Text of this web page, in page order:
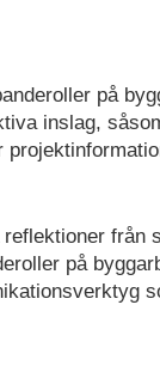
på
inslag,
på